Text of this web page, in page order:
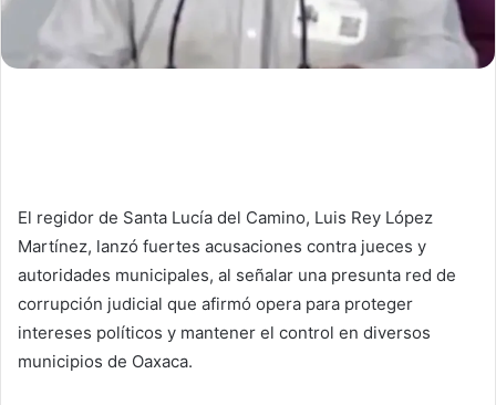
El regidor de Santa Lucía del Camino, Luis Rey López
Martínez, lanzó fuertes acusaciones contra jueces y
autoridades municipales, al señalar una presunta red de
corrupción judicial que afirmó opera para proteger
intereses políticos y mantener el control en diversos
municipios de Oaxaca.